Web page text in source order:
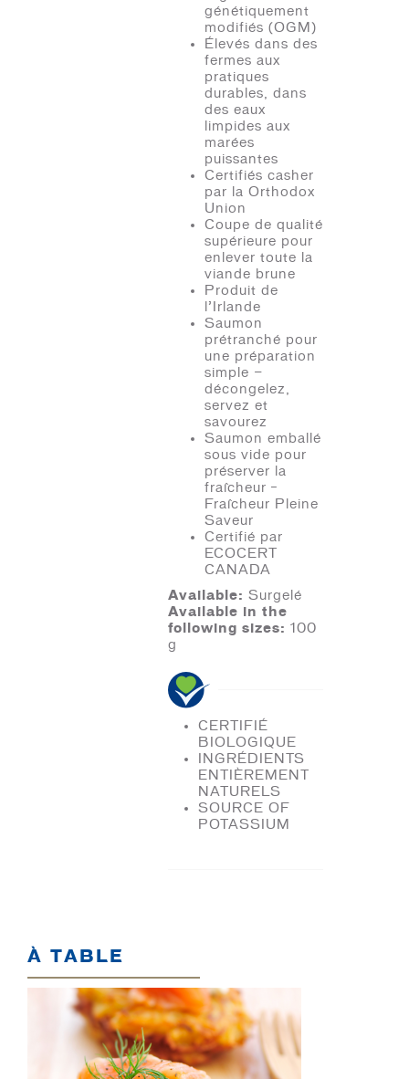
génétiquement
modifiés (OGM)
Élevés dans des
fermes aux
pratiques
durables, dans
des eaux
limpides aux
marées
puissantes
Certifiés casher
par la Orthodox
Union
Coupe de qualité
supérieure pour
enlever toute la
viande brune
Produit de
l’Irlande
Saumon
prétranché pour
une préparation
simple —
décongelez,
servez et
savourez
Saumon emballé
sous vide pour
préserver la
fraîcheur –
Fraîcheur Pleine
Saveur
Certifié par
ECOCERT
CANADA
Available: Surgelé
Available in the
following sizes: 100
g
CERTIFIÉ
BIOLOGIQUE
INGRÉDIENTS
ENTIÈREMENT
NATURELS
SOURCE OF
POTASSIUM
À TABLE